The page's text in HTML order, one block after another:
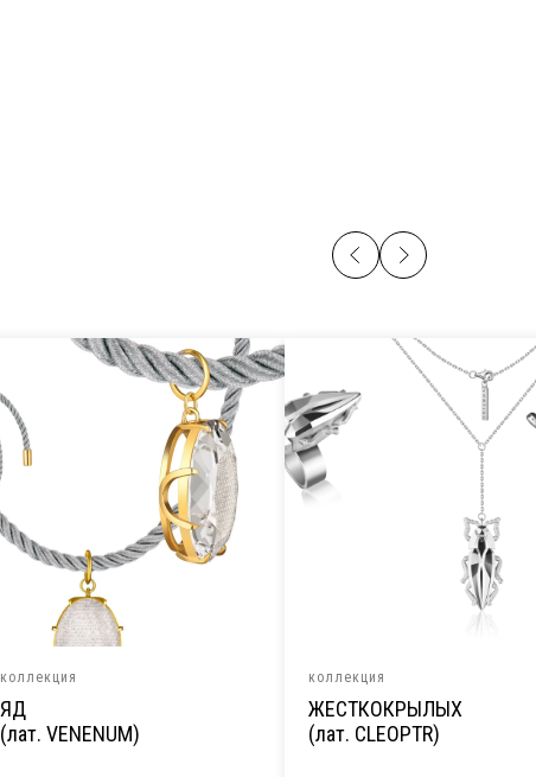
коллекция
ЯД
(лат. VENENUM)
коллекция
ЖЕСТКОКРЫЛЫХ
(лат. CLEOPTR)